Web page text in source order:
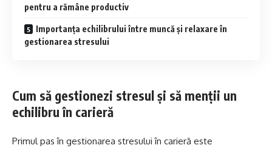
pentru a rămâne productiv
Importanța echilibrului între muncă și relaxare în
gestionarea stresului
Cum să gestionezi stresul și să menții un
echilibru în carieră
Primul pas în gestionarea stresului în carieră este